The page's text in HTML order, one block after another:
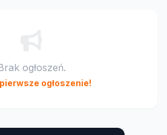
ogłoszeń.
ogłoszenie!